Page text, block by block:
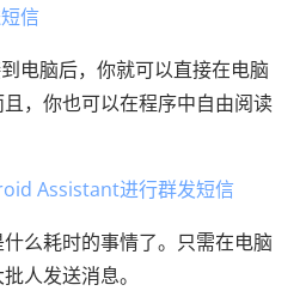
信
电脑后，你就可以直接在电脑
，你也可以在程序中自由阅读
Assistant进行群发短信
么耗时的事情了。只需在电脑
人发送消息。